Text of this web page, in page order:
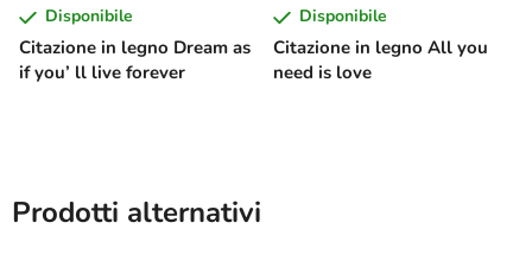
Citazione in legno Dream as
if you’ ll live forever
Disponibile
Citazione in legno All you
need is love
Disponibile
Prodotti alternativi